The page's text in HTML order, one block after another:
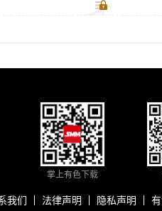
掌上有色下载
我们 法律声明 隐私声明